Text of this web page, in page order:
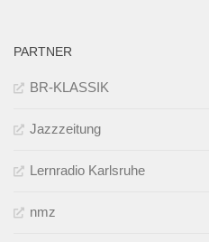
PARTNER
BR-KLASSIK
Jazzzeitung
Lernradio Karlsruhe
nmz